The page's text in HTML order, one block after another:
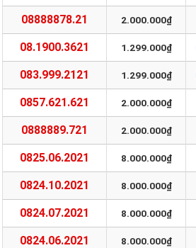
08888878.21 2.000.000₫
08.1900.3621 1.299.000₫
083.999.2121 1.299.000₫
0857.621.621 2.000.000₫
0888889.721 2.000.000₫
0825.06.2021 8.000.000₫
0824.10.2021 8.000.000₫
0824.07.2021 8.000.000₫
0824.06.2021 8.000.000₫